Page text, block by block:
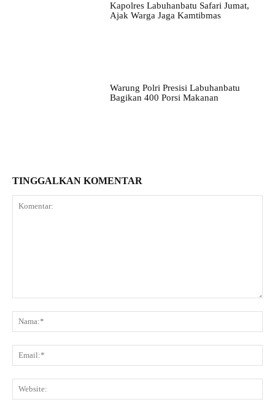
Kapolres Labuhanbatu Safari Jumat,
Ajak Warga Jaga Kamtibmas
Warung Polri Presisi Labuhanbatu
Bagikan 400 Porsi Makanan
TINGGALKAN KOMENTAR